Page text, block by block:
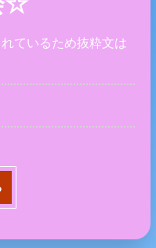
ているため抜粋文は